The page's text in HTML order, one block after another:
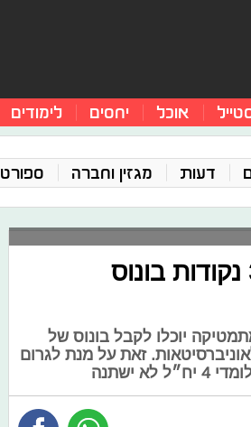
אוכל יחסים לימודים
דעות מגזין וחברה ספורט
נבחני 5 יח״ל מתמטיקה יזכו ל-30 נקודות בונוס
ב-5 יחידות לימוד מתמטיקה יוכלו לקבל בונוס של
לאוניברסיטאות. זאת על מנת לגרום
ישתנה